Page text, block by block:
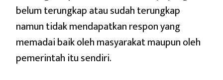
belum terungkap atau sudah terungkap
namun tidak mendapatkan respon yang
memadai baik oleh masyarakat maupun oleh
pemerintah itu sendiri.